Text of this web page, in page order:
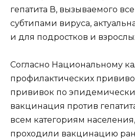
гепатита В, вызываемого
субтипами вируса,
и для подростков и
Согласно Национальному
профилактических
прививок по
вакцинация против
всем категориям
проходили вакцинацию